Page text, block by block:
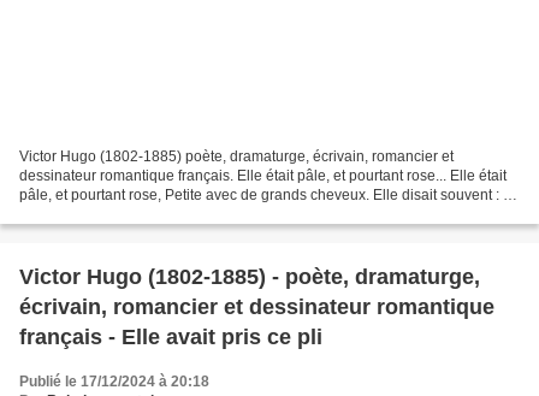
Victor Hugo (1802-1885) poète, dramaturge, écrivain, romancier et
dessinateur romantique français. Elle était pâle, et pourtant rose... Elle était
pâle, et pourtant rose, Petite avec de grands cheveux. Elle disait souvent : je
Victor Hugo (1802-1885) - poète, dramaturge,
écrivain, romancier et dessinateur romantique
français - Elle avait pris ce pli
Publié le 17/12/2024 à 20:18